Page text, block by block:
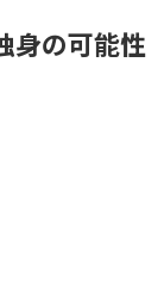
身の可能性